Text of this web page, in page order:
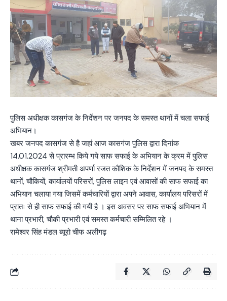
पुलिस अधीक्षक कासगंज के निर्देशन पर जनपद के समस्त थानों में चला सफाई
अभियान।
खबर जनपद कासगंज से है जहां आज कासगंज पुलिस द्वारा दिनांक
14.01.2024 से प्रारम्भ किये गये साफ सफाई के अभियान के क्रम में पुलिस
अधीक्षक कासगंज श्रीमती अपर्णा रजत कौशिक के निर्देशन में जनपद के समस्त
थानों, चौकियों, कार्यालयों परिसरों, पुलिस लाइन एवं आवासों की साफ सफाई का
अभियान चलाया गया जिसमें कर्मचारियों द्वारा अपने आवास, कार्यालय परिसरों में
प्रातः से ही साफ सफाई की गयी है । इस अवसर पर साफ सफाई अभियान में
थाना प्रभारी, चौकी प्रभारी एवं समस्त कर्मचारी सम्मिलित रहे ।
रामेश्वर सिंह मंडल ब्यूरो चीफ अलीगढ़